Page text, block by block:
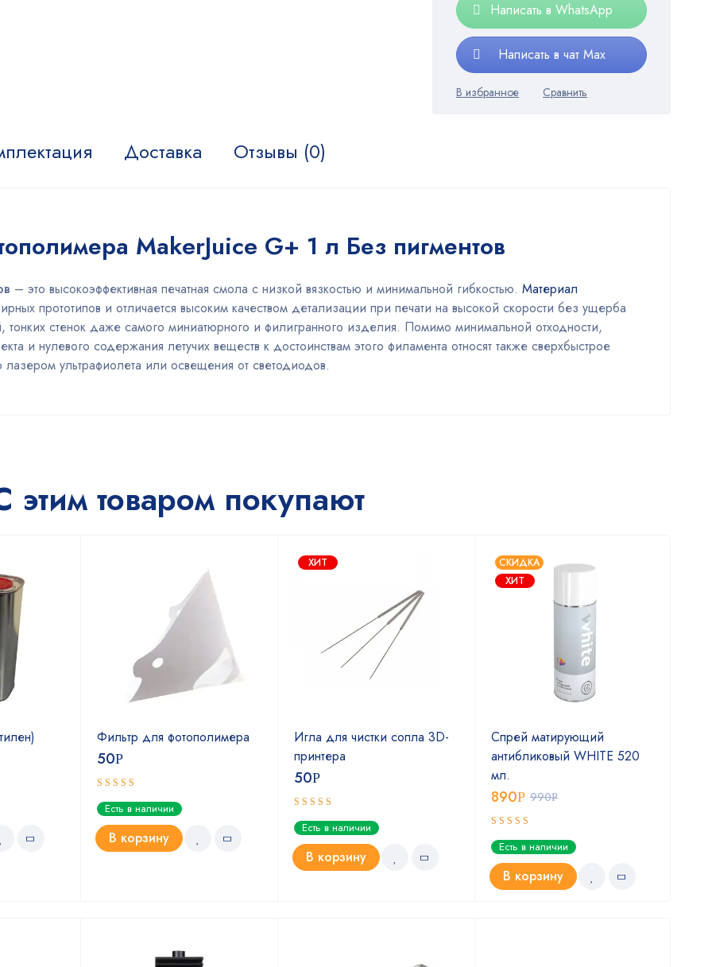
Написать в WhatsApp
Написать в чат Max
Доставка Отзывы (0)
MakerJuice G+ 1 л Без пигментов
– это высокоэффективная печатная смола с низкой вязкостью и минимальной гибкостью. Материал
прототипов и отличается высоким качеством детализации при печати на высокой скорости без ущерба
тонких стенок даже самого миниатюрного и филигранного изделия. Помимо минимальной отходности,
и нулевого содержания летучих веществ к достоинствам этого филамента относят также сверхбыстрое
ультрафиолета или освещения от светодиодов.
этим товаром покупают
Фильтр для фотополимера
50Р
Оценка
5.00из 5
Есть в наличии
В корзину
ХИТ
Игла для чистки сопла 3D-
принтера
50Р
Оценка
5.00из 5
Есть в наличии
В корзину
СКИДКА
ХИТ
Спрей матирующий
антибликовый WHITE 520
мл.
990Р
890Р
Оценка
5.00из 5
Есть в наличии
В корзину